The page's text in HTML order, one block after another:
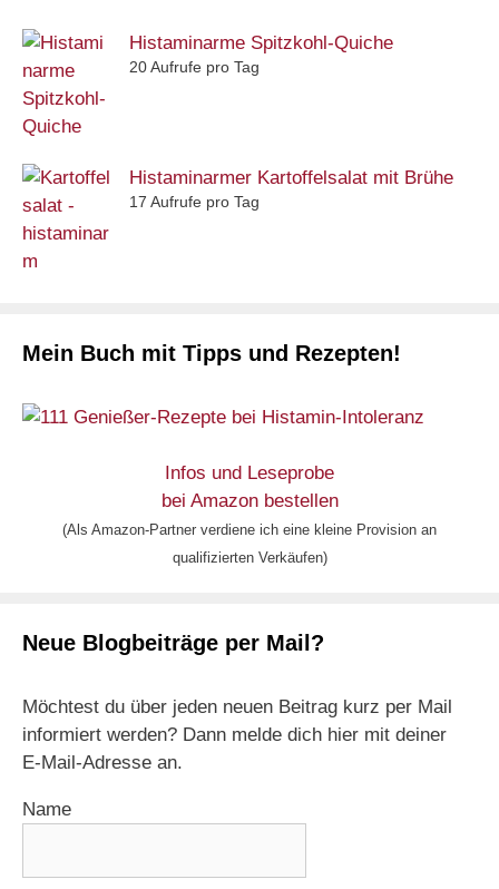
Histaminarme Spitzkohl-Quiche
20 Aufrufe pro Tag
Histaminarmer Kartoffelsalat mit Brühe
17 Aufrufe pro Tag
Mein Buch mit Tipps und Rezepten!
Infos und Leseprobe
bei Amazon bestellen
(Als Amazon-Partner verdiene ich eine kleine Provision an
qualifizierten Verkäufen)
Neue Blogbeiträge per Mail?
Möchtest du über jeden neuen Beitrag kurz per Mail
informiert werden? Dann melde dich hier mit deiner
E-Mail-Adresse an.
Name